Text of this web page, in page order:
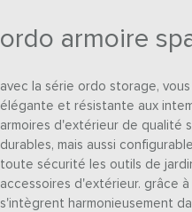
ordo armoire
avec la série ordo storage,
élégante et résistante aux
armoires d'extérieur de qualité
durables, mais aussi
toute sécurité les outils de
accessoires d'extérieur. grâce
s'intègrent harmonieusement